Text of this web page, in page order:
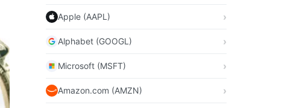
Apple (AAPL)
Alphabet (GOOGL)
Microsoft (MSFT)
Amazon.com (AMZN)